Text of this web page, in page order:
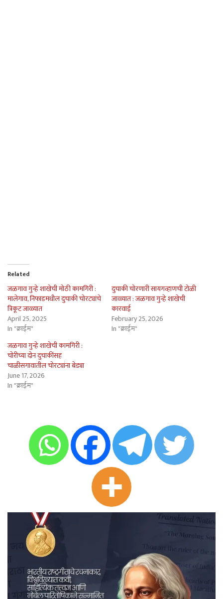
Related
जळगाव गुन्हे शाखेची मोठी कामगिरी :
मालेगाव, निफाडमधील दुचाकी चोरट्यांचे
त्रिकूट जाळ्यात
April 25, 2025
In "क्राईम"
दुचाकी चोरणारी सायगव्हाणची टोळी
जाळ्यात : जळगाव गुन्हे शाखेची
कारवाई
February 25, 2026
In "क्राईम"
जळगाव गुन्हे शाखेची कामगिरी :
चोरीच्या दोन दुचाकींसह
चाळीसगावातील चोरट्यांना बेड्या
June 17, 2026
In "क्राईम"